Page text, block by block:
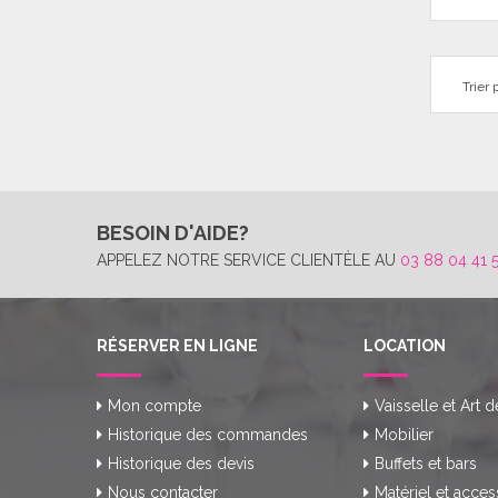
Trier
BESOIN D'AIDE?
APPELEZ NOTRE SERVICE CLIENTÈLE AU 03 88 04 41
RÉSERVER EN LIGNE
Mon compte
Historique des commandes
Historique des devis
Nous contacter
LOCATION
Vaisselle et Art
Mobilier
Buffets et bars
Matériel et